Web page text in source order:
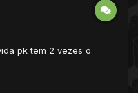
pk tem 2 vezes o